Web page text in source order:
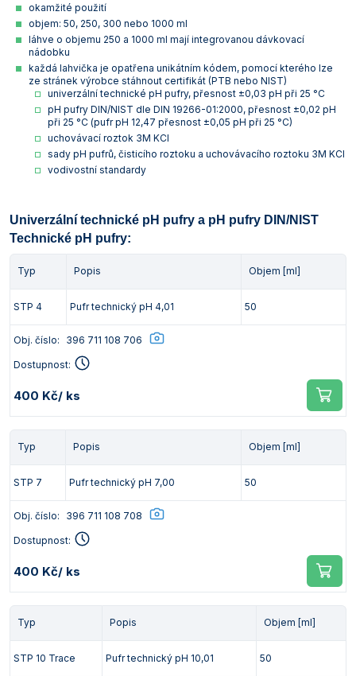
okamžité použití
objem: 50, 250, 300 nebo 1000 ml
láhve o objemu 250 a 1000 ml mají integrovanou dávkovací
nádobku
každá lahvička je opatřena unikátním kódem, pomocí kterého lze
ze stránek výrobce stáhnout certifikát (PTB nebo NIST)
univerzální technické pH pufry, přesnost ±0,03 pH při 25 °C
pH pufry DIN/NIST dle DIN 19266-01:2000, přesnost ±0,02 pH
při 25 °C (pufr pH 12,47 přesnost ±0,05 pH při 25 °C)
uchovávací roztok 3M KCl
sady pH pufrů, čisticího roztoku a uchovávacího roztoku 3M KCl
vodivostní standardy
Univerzální technické pH pufry a pH pufry DIN/NIST
Technické pH pufry:
Typ Popis Objem [ml]
STP 4 Pufr technický pH 4,01 50
Obj. číslo: 396 711 108 706
Dostupnost:
400 Kč/ ks
Typ Popis Objem [ml]
STP 7 Pufr technický pH 7,00 50
Obj. číslo: 396 711 108 708
Dostupnost:
400 Kč/ ks
Typ Popis Objem [ml]
STP 10 Trace Pufr technický pH 10,01 50